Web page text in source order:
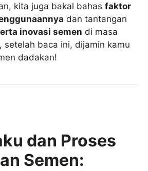
kita juga bakal bahas faktor
dan tantangan
inovasi semen di masa
setelah baca ini, dijamin kamu
dadakan!
dan Proses
Semen: